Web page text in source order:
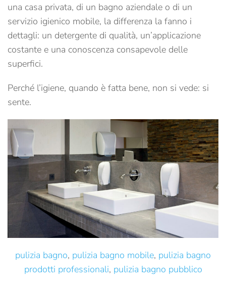
una casa privata, di un bagno aziendale o di un
servizio igienico mobile, la differenza la fanno i
dettagli: un detergente di qualità, un’applicazione
costante e una conoscenza consapevole delle
superfici.
Perché l’igiene, quando è fatta bene, non si vede: si
sente.
pulizia bagno, pulizia bagno mobile, pulizia bagno
prodotti professionali, pulizia bagno pubblico